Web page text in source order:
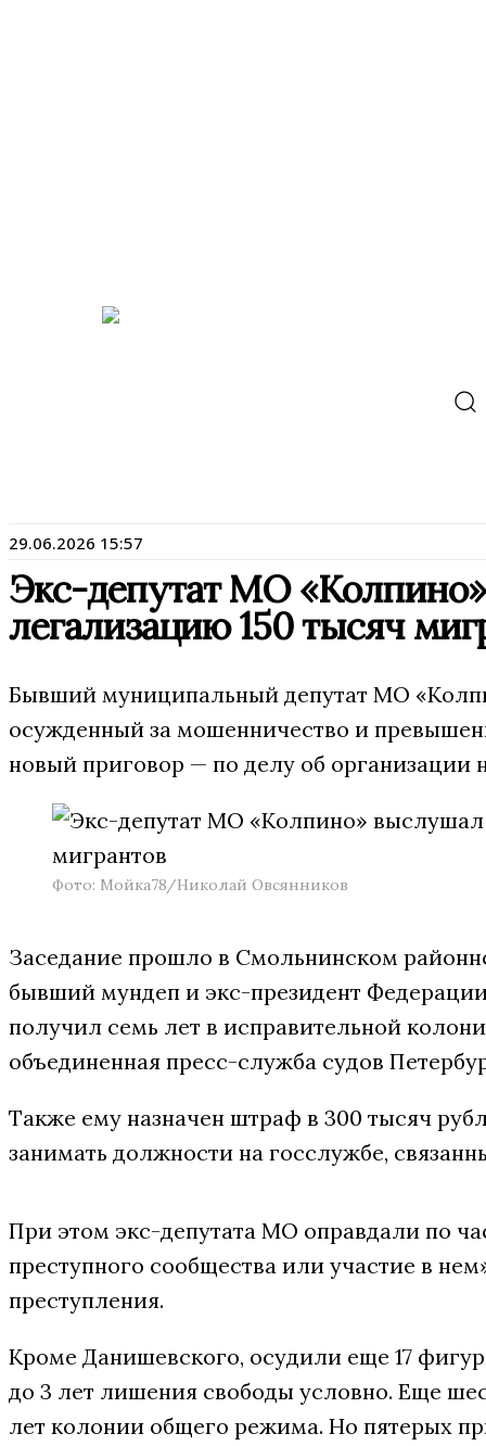
29.06.2026 15:57
Экс-депутат МО
легализацию 150 тысяч
Бывший муниципальный депутат МО
осужденный за мошенничество и
новый приговор — по делу об организации
Фото: Мойка78/Николай Овсянников
Заседание прошло в Смольнинском
бывший мундеп и экс-президент
получил семь лет в исправительной
объединенная пресс-служба судов
Также ему назначен штраф в 300 тысяч
занимать должности на госслужбе,
При этом экс-депутата МО оправдали по
преступного сообщества или участие в
преступления.
Кроме Данишевского, осудили еще 17
до 3 лет лишения свободы условно. Еще
лет колонии общего режима. Но пятерых